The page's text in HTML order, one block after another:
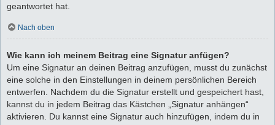
geantwortet hat.
Nach oben
Wie kann ich meinem Beitrag eine Signatur anfügen?
Um eine Signatur an deinen Beitrag anzufügen, musst du zunächst
eine solche in den Einstellungen in deinem persönlichen Bereich
entwerfen. Nachdem du die Signatur erstellt und gespeichert hast,
kannst du in jedem Beitrag das Kästchen „Signatur anhängen“
aktivieren. Du kannst eine Signatur auch hinzufügen, indem du in